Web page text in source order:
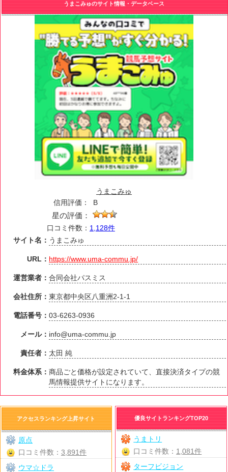
うまこみゅのサイト情報・データベース
うまこみゅ
信用評価：
B
星の評価：
口コミ件数： 1,128件
サイト名： うまこみゅ
URL： https://www.uma-commu.jp/
運営業者：合同会社パスミス
会社住所：東京都中央区八重洲2-1-1
電話番号：03-6263-0936
メール： info@uma-commu.jp
責任者： 太田 純
料金体系：商品ごと価格が設定されていて、直接決済タイプの競
馬情報提供サイトになります。
優良サイトランキングTOP20
うまトリ
口コミ件数： 1,081件
ターフビジョン
アクセスランキング上昇サイト
原点
口コミ件数： 3,891件
ウマ☆ドラ